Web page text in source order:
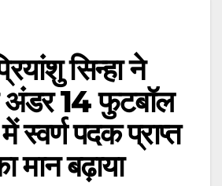
सिन्हा ने
अंडर 14 फुटबॉल
स्वर्ण पदक प्राप्त
मान बढ़ाया